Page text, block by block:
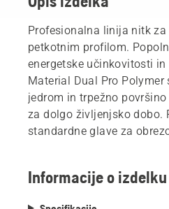
Profesionalna linija nitk za
petkotnim profilom.
energetske učinkovitosti
Material Dual Pro
jedrom in trpežno
za dolgo življenjsko dobo. Primeren za vse
standardne glave za
Informacije o izdelku